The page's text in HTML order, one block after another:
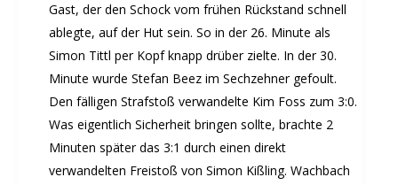
Gast, der den Schock vom frühen Rückstand schnell
ablegte, auf der Hut sein. So in der 26. Minute als
Simon Tittl per Kopf knapp drüber zielte. In der 30.
Minute wurde Stefan Beez im Sechzehner gefoult.
Den fälligen Strafstoß verwandelte Kim Foss zum 3:0.
Was eigentlich Sicherheit bringen sollte, brachte 2
Minuten später das 3:1 durch einen direkt
verwandelten Freistoß von Simon Kißling. Wachbach